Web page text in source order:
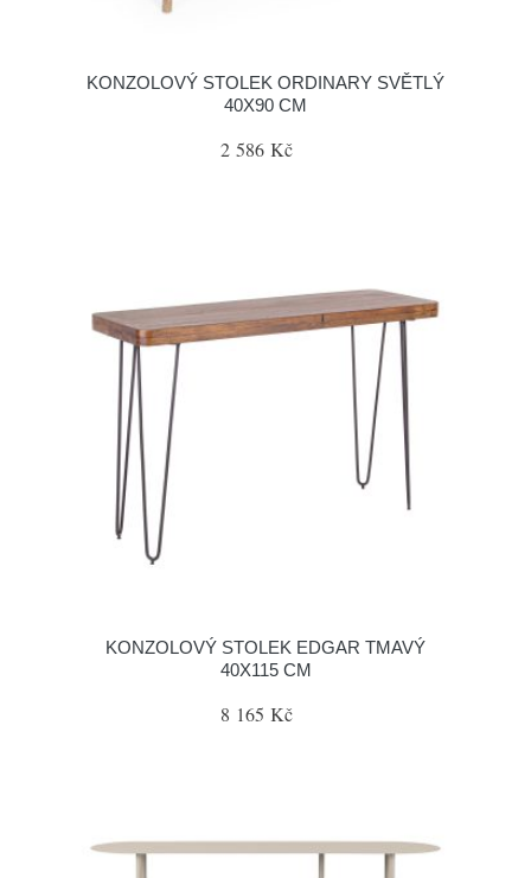
KONZOLOVÝ STOLEK ORDINARY SVĚTLÝ
40X90 CM
2 586 Kč
KONZOLOVÝ STOLEK EDGAR TMAVÝ
40X115 CM
8 165 Kč